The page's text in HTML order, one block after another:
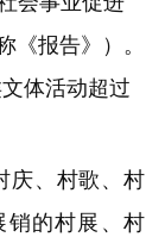
《报告》）。
体活动超过
、村歌、村
销的村展、村